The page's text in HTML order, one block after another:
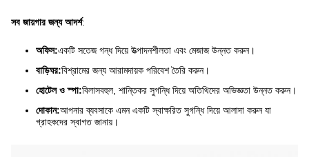
সব জায়গার জন্য আদর্শ:
অফিস:একটি সতেজ গন্ধ দিয়ে উত্পাদনশীলতা এবং মেজাজ উন্নত করুন।
বাড়িঘর:বিশ্রামের জন্য আরামদায়ক পরিবেশ তৈরি করুন।
হোটেল ও স্পা:বিলাসবহুল, শান্তিকর সুগন্ধি দিয়ে অতিথিদের অভিজ্ঞতা উন্নত করুন।
দোকান:আপনার ব্যবসাকে এমন একটি স্বাক্ষরিত সুগন্ধি দিয়ে আলাদা করুন যা
গ্রাহকদের স্বাগত জানায়।